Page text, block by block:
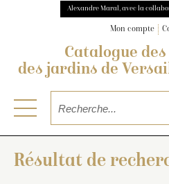
Alexandre Maral, avec la
Mon compte
Catalogue
des jardins de
Résultat de